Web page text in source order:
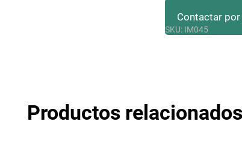
Contactar
SKU: IM045
Productos relacionados